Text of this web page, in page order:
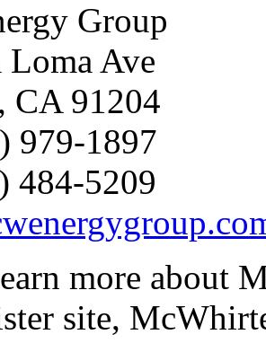
Group
Ave
CA 91204
979-1897
484-5209
more about
site,